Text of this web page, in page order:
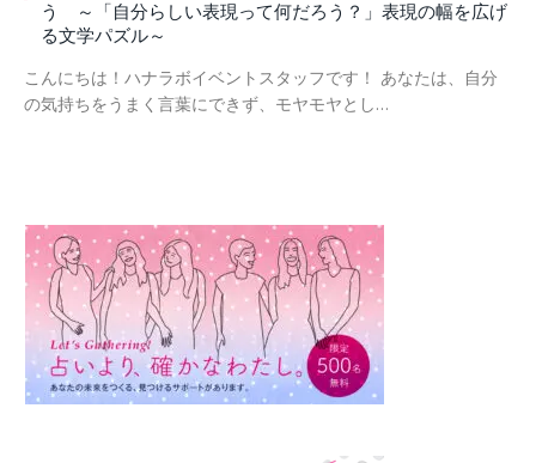
う ～「自分らしい表現って何だろう？」表現の幅を広げ
る文学パズル～
こんにちは！ハナラボイベントスタッフです！ あなたは、自分
の気持ちをうまく言葉にできず、モヤモヤとし…